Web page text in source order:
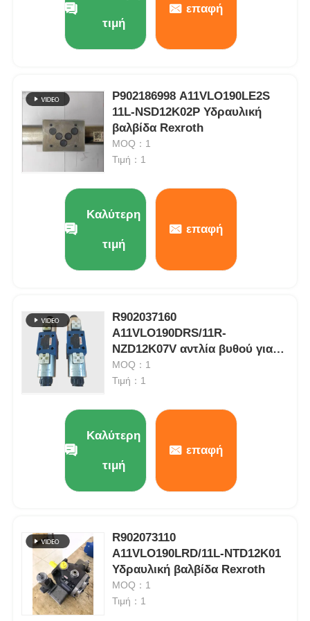
Σχετικά με εμάς
Ποιοτικός έλεγχος
Επικοινωνήστε μαζί μας
Υποθέσεις
Υδραυλική αντλία Rexroth
Υδραυλική αντλία του Parker
Υδραυλική αντλία Vickers
Υδραυλική βαλβίδα Rexroth
Υδραυλική βαλβίδα YUKEN
Υδραυλική αντλία Yuken
τιμή
επαφή
Ρ902186998 A11VLO190LE2S
11L-NSD12K02P Υδραυλική
βαλβίδα Rexroth
MOQ：1
Τιμή：1
Καλύτερη
τιμή
επαφή
R902037160
A11VLO190DRS/11R-
NZD12K07V αντλία βυθού για
σκάφους
MOQ：1
Τιμή：1
Καλύτερη
τιμή
επαφή
R902073110
A11VLO190LRD/11L-NTD12K01
Υδραυλική βαλβίδα Rexroth
MOQ：1
Τιμή：1